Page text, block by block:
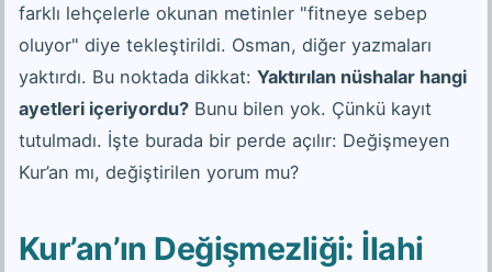
farklı lehçelerle okunan metinler "fitneye sebep
oluyor" diye tekleştirildi. Osman, diğer yazmaları
yaktırdı. Bu noktada dikkat: Yaktırılan nüshalar hangi
ayetleri içeriyordu? Bunu bilen yok. Çünkü kayıt
tutulmadı. İşte burada bir perde açılır: Değişmeyen
Kur’an mı, değiştirilen yorum mu?
Kur’an’ın Değişmezliği: İlahi